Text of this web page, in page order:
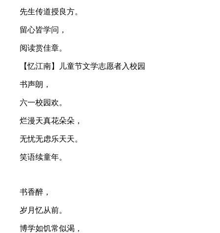
先生传道授良方。
留心皆学问，
阅读赏佳章。
【忆江南】儿童节文学志愿者入校园
书声朗，
六一校园欢。
烂漫天真花朵朵，
无忧无虑乐天天。
笑语续童年。
书香醉，
岁月忆从前。
博学如饥常似渴，